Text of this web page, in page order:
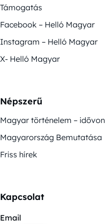
Támogatás
Facebook – Helló Magyar
Instagram – Helló Magyar
X- Helló Magyar
Népszerű
Magyar történelem –
Magyarország Bemutatása
Friss hírek
Kapcsolat
Email